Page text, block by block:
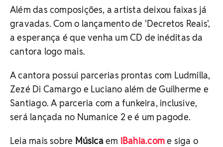
Além das composições, a artista deixou faixas já
gravadas. Com o lançamento de 'Decretos Reais',
a esperança é que venha um CD de inéditas da
cantora logo mais.
A cantora possui parcerias prontas com Ludmilla,
Zezé Di Camargo e Luciano além de Guilherme e
Santiago. A parceria com a funkeira, inclusive,
será lançada no Numanice 2 e é um pagode.
Leia mais sobre Músicaem iBahia.come siga o